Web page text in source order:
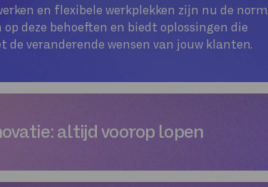
en flexibele werkplekken zijn nu de norm.
op deze behoeften en biedt oplossingen die
de veranderende wensen van jouw klanten.
altijd voorop lopen